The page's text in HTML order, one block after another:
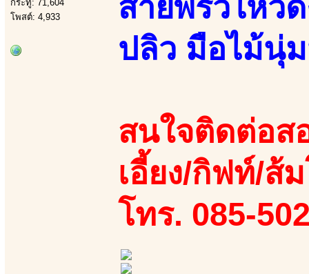
กระทู้: 71,604
โพสต์: 4,933
สายพริ้วไหว
ปลิว มือไม้นุ่
สนใจติดต่อส
เอี้ยง/กิฟท์/ส้
โทร. 085-